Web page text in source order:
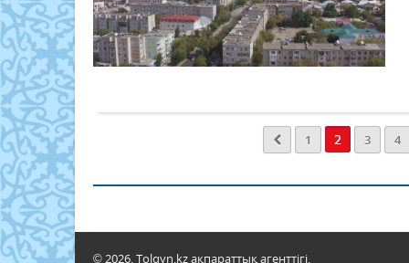
1 2 3 4
© 2026. Tolqyn.kz ақпараттық агенттігі.